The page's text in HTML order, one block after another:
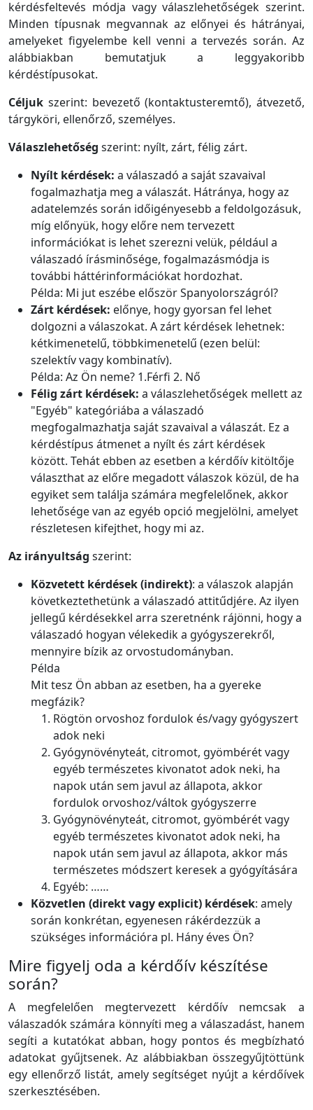
kérdésfeltevés módja vagy válaszlehetőségek szerint.
Minden típusnak megvannak az előnyei és hátrányai,
amelyeket figyelembe kell venni a tervezés során. Az
alábbiakban bemutatjuk a leggyakoribb
kérdéstípusokat.
Céljuk szerint: bevezető (kontaktusteremtő), átvezető,
tárgyköri, ellenőrző, személyes.
Válaszlehetőség szerint: nyílt, zárt, félig zárt.
Nyílt kérdések: a válaszadó a saját szavaival
fogalmazhatja meg a válaszát. Hátránya, hogy az
adatelemzés során időigényesebb a feldolgozásuk,
míg előnyük, hogy előre nem tervezett
információkat is lehet szerezni velük, például a
válaszadó írásminősége, fogalmazásmódja is
további háttérinformációkat hordozhat.
Példa: Mi jut eszébe először Spanyolországról?
Zárt kérdések: előnye, hogy gyorsan fel lehet
dolgozni a válaszokat. A zárt kérdések lehetnek:
kétkimenetelű, többkimenetelű (ezen belül:
szelektív vagy kombinatív).
Példa: Az Ön neme? 1.Férfi 2. Nő
Félig zárt kérdések: a válaszlehetőségek mellett az
"Egyéb" kategóriába a válaszadó
megfogalmazhatja saját szavaival a válaszát. Ez a
kérdéstípus átmenet a nyílt és zárt kérdések
között. Tehát ebben az esetben a kérdőív kitöltője
választhat az előre megadott válaszok közül, de ha
egyiket sem találja számára megfelelőnek, akkor
lehetősége van az egyéb opció megjelölni, amelyet
részletesen kifejthet, hogy mi az.
Az irányultság szerint:
Közvetett kérdések (indirekt): a válaszok alapján
következtethetünk a válaszadó attitűdjére. Az ilyen
jellegű kérdésekkel arra szeretnénk rájönni, hogy a
válaszadó hogyan vélekedik a gyógyszerekről,
mennyire bízik az orvostudományban.
Példa
Mit tesz Ön abban az esetben, ha a gyereke
megfázik?
Rögtön orvoshoz fordulok és/vagy gyógyszert
adok neki
Gyógynövényteát, citromot, gyömbérét vagy
egyéb természetes kivonatot adok neki, ha
napok után sem javul az állapota, akkor
fordulok orvoshoz/váltok gyógyszerre
Gyógynövényteát, citromot, gyömbérét vagy
egyéb természetes kivonatot adok neki, ha
napok után sem javul az állapota, akkor más
természetes módszert keresek a gyógyítására
Egyéb: ……
Közvetlen (direkt vagy explicit) kérdések: amely
során konkrétan, egyenesen rákérdezzük a
szükséges információra pl. Hány éves Ön?
Mire figyelj oda a kérdőív készítése
során?
A megfelelően megtervezett kérdőív nemcsak a
válaszadók számára könnyíti meg a válaszadást, hanem
segíti a kutatókat abban, hogy pontos és megbízható
adatokat gyűjtsenek. Az alábbiakban összegyűjtöttünk
egy ellenőrző listát, amely segítséget nyújt a kérdőívek
szerkesztésében.